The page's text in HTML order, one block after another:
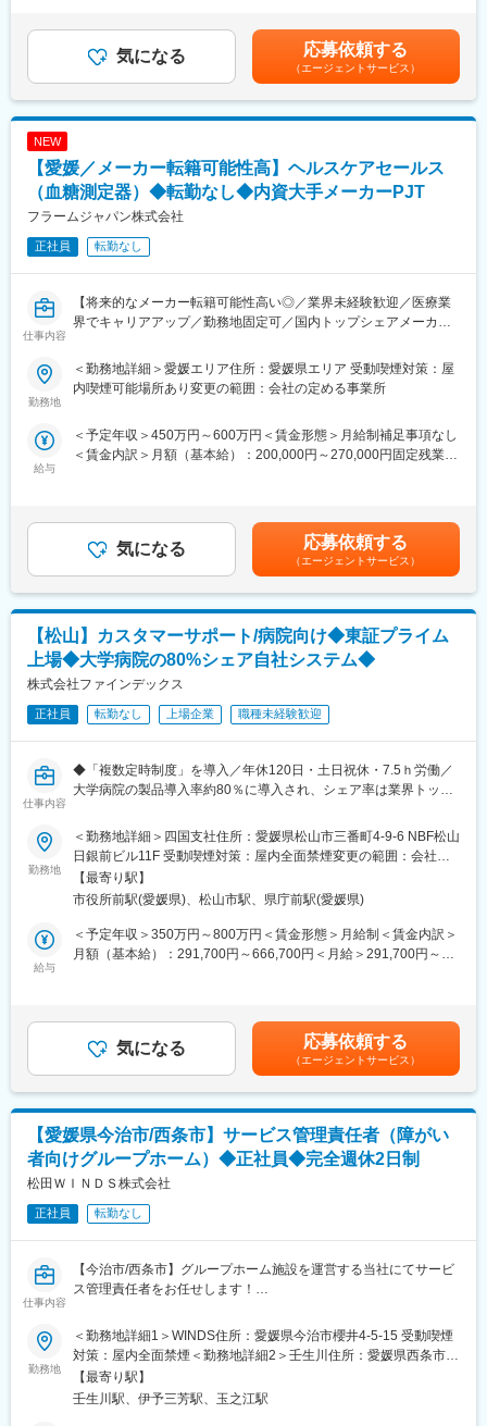
【働きやすい制度と環境】
・ご自宅から1時間程度で通える施設をお任せする予定です。
・スーパーフレックスタイム制を導入しており、社員自身が業務
のスケジュールに合わせて始業、就業時間を決めることができま
・産前産後休暇（妊娠中時短勤務あり）、子供が3歳になるまで取
得できる育児休業、
復帰後は短時間勤務制度の利用も可能。
※育児休業から復帰し3ヶ月後に、育児補助支援金を給付。
※育児休業、時短勤務制度は入社～1年経過後から取得可能。
変更の範囲：会社の定める業務
【未経験の方も安心の研修体制】入社後は愛媛県の本社にて座学
を含む2週間～数カ月の研修をご準備しています。座学だけでなく
製造部での研修もあり、製品について理解を深めることができま
■業務内容
自社製品である車椅子やストレッチャー等福祉機器のメンテナン
ス営業をお任せします。
に対して自社製品の修理・メンテナンス、および買い替え提案を
■業務の特徴
◎「ノルマ」ではなく「目標」を個人・チームで目指していただ
ピッタリです。
◎担当エリアは中四国エリアです。顧客が遠方にいらっしゃる場
にとって重要なポジションです。
高い技術力を誇っています。
他社には真似できない完全オリジナルの福祉・介護機器を製造し
ています。
＜製品例＞
・要介護者を背負ってトイレまでの移動をサポートする排泄サポ
ート機器
います。これらの高い技術力と安定した営業基盤を背景に業績は
堅調に推移しており、直近決算では過去最高の売上高も計上して
変更の範囲：会社の定める業務
定年収は諸手当含む・予定年収は年齢・経験・能力等を考慮の上
決定・賞与あり（前年度実績：年2回、合計5ヶ月分） ・昇給あ
り：1月あたり5.00%（前年度実績）・皆勤手当（7,000円）・地
域手当（扶養の有無により最大35,000円支給）賃金はあくまでも
目安の金額であり、選考を通じて上下する可能性があります。月
気になる 応募依頼する
（エージェントサービス）
NEW
【愛媛／メーカー転籍可能性高】ヘルスケアセールス
（血糖測定器）◆転勤なし◆内資大手メーカーPJT
フラームジャパン株式会社
正社員 転勤なし
仕事内容
【将来的なメーカー転籍可能性高い◎／業界未経験歓迎／医療業
界でキャリアアップ／勤務地固定可／国内トップシェアメーカー
【業務概要】
医療従事者との信頼関係を築くことが重要です。
■取引代理店やMSとの情報共有
■営業戦略の立案と実行
■導入後のフォローアップ
【入社後の流れ】
入社後は約1か月、製品知識を習得いただくために座学を中心とし
た専門部署での研修（製品研修、スキル研修）を実施します。そ
のため業界未経験の方でも十分にキャッチアップが可能です。ま
た現場配属後には上長や現場のメンバーと共に、引継ぎ業務や営
業同行をして頂き、徐々に現場の環境、雰囲気に慣れていただき
修制度やロールプレイングの実施など、営業力を高めるための研
修は充実しております。
【働き方】
担当製品が血糖測定器となり、導入までが営業担当の役割範囲な
為、システム不具合による呼び出しなどもございません。プライ
ベートとメリハリをつけて働くことができます。
【魅力ポイント】
■誰もが理想のキャリアを築ける環境◎：
■豊富なキャリアパス：
様々なプロジェクトを経験することができるため、幅広く経験値
て転籍の可能性もございます。
変更の範囲：会社の定める業務
勤務地
＜勤務地詳細＞愛媛エリア住所：愛媛県エリア 受動喫煙対策：屋
内喫煙可能場所あり変更の範囲：会社の定める事業所
給与
＜予定年収＞450万円～600万円＜賃金形態＞月給制補足事項なし
＜賃金内訳＞月額（基本給）：200,000円～270,000円固定残業手
給与補足＞※給与詳細は経験・能力・資格等を踏まえて当社規定に
より決定■昇給：年1回賃金はあくまでも目安の金額であり、選考
を通じて上下する可能性があります。月給(月額)は固定手当を含め
た表記です。
気になる 応募依頼する
（エージェントサービス）
【松山】カスタマーサポート/病院向け◆東証プライム
上場◆大学病院の80%シェア自社システム◆
株式会社ファインデックス
正社員 転勤なし 上場企業 職種未経験歓迎
仕事内容
◆「複数定時制度」を導入／年休120日・土日祝休・7.5ｈ労働／
大学病院の製品導入率約80％に導入され、シェア率は業界トップ
■募集背景：
当社は医療機関の業務効率化を20年超にわたりサポートしていま
す。
導入施設数が1,500を超える医療データ管理システム「Claio」
や、医療文書の作成を支援する「DocuMaker」など、お客様から
の当社製品に関する問い合わせや導入依頼が年々増えているた
■業務内容：
当社システムの導入先である病院を中心にシステムに関する問い
「Claio」や「DocuMaker」シリーズなど、院内情報管理システム
のサポートをご担当いただきます。
医療現場からの問い合わせ内容を整理し、必要に応じて営業担当
や開発担当者など社内のメンバーと連携を図りながら迅速に対応
を行います。また、場合により製品導入作業に携わっていただく
こともあります。
■組織構成：
現在四国支社（愛媛）の当ポジションでは30代～40代の社員が活
躍中です。
します。その後も先輩社員が近くにおりいつでも相談できる環境
です。
■働き方：
勤務地
＜勤務地詳細＞四国支社住所：愛媛県松山市三番町4-9-6 NBF松山
日銀前ビル11F 受動喫煙対策：屋内全面禁煙変更の範囲：会社の
定める事業所（リモートワーク含む）
【最寄り駅】
市役所前駅(愛媛県)、松山市駅、県庁前駅(愛媛県)
給与
＜予定年収＞350万円～800万円＜賃金形態＞月給制＜賃金内訳＞
月額（基本給）：291,700円～666,700円＜月給＞291,700円～
賃金はあくまでも目安の金額であり、選考を通じて上下する可能
性があります。月給(月額)は固定手当を含めた表記です。
気になる 応募依頼する
（エージェントサービス）
【愛媛県今治市/西条市】サービス管理責任者（障がい
者向けグループホーム）◆正社員◆完全週休2日制
松田ＷＩＮＤＳ株式会社
正社員 転勤なし
仕事内容
【今治市/西条市】グループホーム施設を運営する当社にてサービ
ス管理責任者をお任せします！
■業務詳細：
当社が運営する障がい者グループホームWINDS（愛媛県今治市）
もしくは西条市壬生川に2024年4月にオープンする新施設にてサ
ービス管理責任者として障がい者への自立支援にかかわる業務を
行います。
勤務地
＜勤務地詳細1＞WINDS住所：愛媛県今治市櫻井4‐5‐15 受動喫煙
対策：屋内全面禁煙＜勤務地詳細2＞壬生川住所：愛媛県西条市壬
生川38-2 受動喫煙対策：屋内全面禁煙変更の範囲：会社の定める
事業所
【最寄り駅】
壬生川駅、伊予三芳駅、玉之江駅